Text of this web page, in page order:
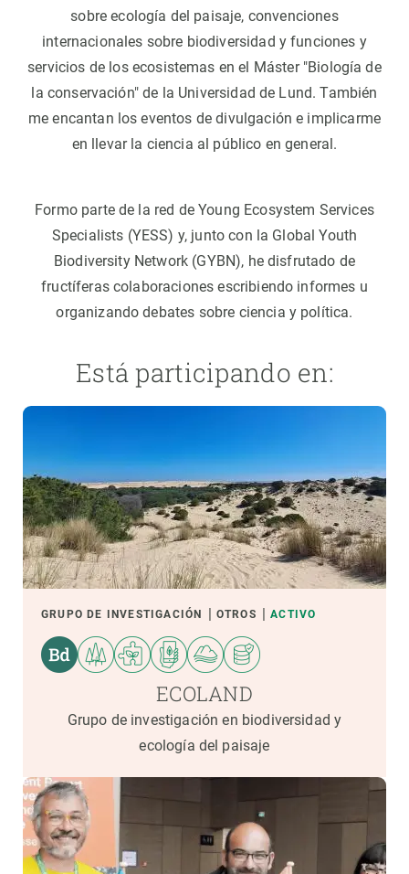
sobre ecología del paisaje, convenciones
internacionales sobre biodiversidad y funciones y
servicios de los ecosistemas en el Máster "Biología de
la conservación" de la Universidad de Lund. También
me encantan los eventos de divulgación e implicarme
en llevar la ciencia al público en general.
Formo parte de la red de Young Ecosystem Services
Specialists (YESS) y, junto con la Global Youth
Biodiversity Network (GYBN), he disfrutado de
fructíferas colaboraciones escribiendo informes u
organizando debates sobre ciencia y política.
Está participando en:
GRUPO DE INVESTIGACIÓN OTROS ACTIVO
ECOLAND
Grupo de investigación en biodiversidad y
ecología del paisaje